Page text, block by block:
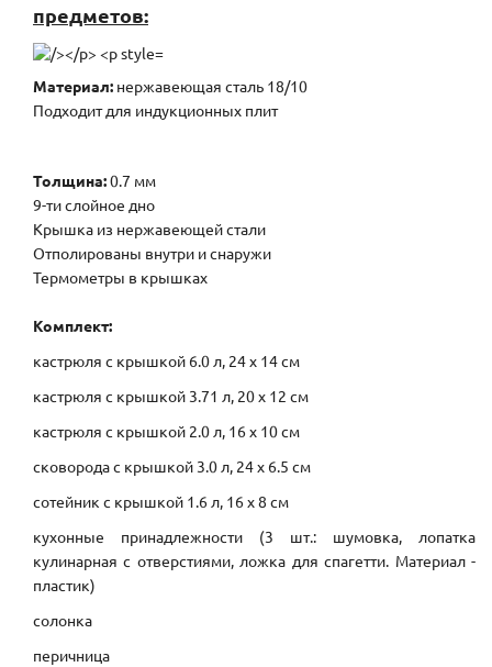
предметов:
Материал: нержавеющая сталь 18/10
Подходит для индукционных плит
Толщина:0.7 мм
9-ти слойное дно
Крышка из нержавеющей стали
Отполированы внутри и снаружи
Термометры в крышках
Комплект:
кастрюля с крышкой 6.0 л, 24 x 14 см
кастрюля с крышкой 3.71 л, 20 x 12 см
кастрюля с крышкой 2.0 л, 16 x 10 см
сковорода с крышкой 3.0 л, 24 x 6.5 см
сотейник с крышкой 1.6 л, 16 x 8 см
кухонные принадлежности (3 шт.: шумовка, лопатка
кулинарная с отверстиями, ложка для спагетти. Материал -
пластик)
солонка
перичница